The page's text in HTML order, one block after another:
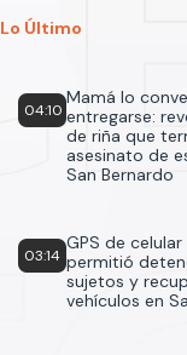
Lo Último
04:10
Mamá lo
entregarse:
de riña que
asesinato de
San Bernardo
03:14
GPS de
permitió
sujetos y
vehículos en